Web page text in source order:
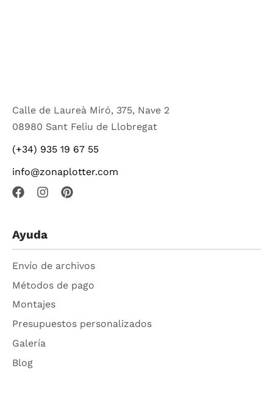
Calle de Laureà Miró, 375, Nave 2
08980 Sant Feliu de Llobregat
(+34) 935 19 67 55
info@zonaplotter.com
Ayuda
Envío de archivos
Métodos de pago
Montajes
Presupuestos personalizados
Galería
Blog